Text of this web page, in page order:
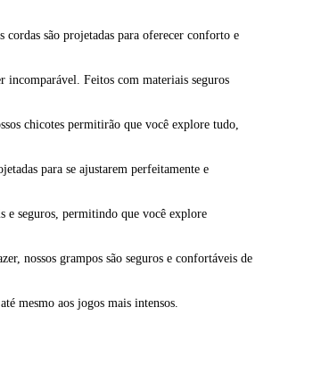
cordas são projetadas para oferecer conforto e
incomparável. Feitos com materiais seguros
chicotes permitirão que você explore tudo,
para se ajustarem perfeitamente e
e seguros, permitindo que você explore
nossos grampos são seguros e confortáveis de
mesmo aos jogos mais intensos.